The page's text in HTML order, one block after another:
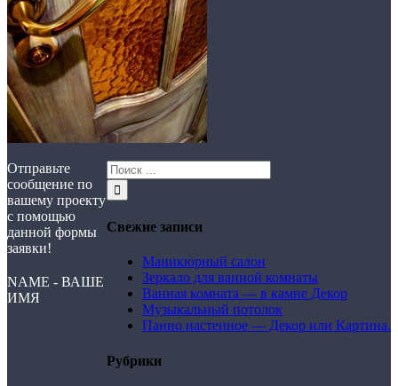
Свежие записи
Маникюрный салон
Зеркало для ванной комнаты
Ванная комната — в камне Декор
Музыкальный потолок
Панно настенное — Декор или Картина.
Рубрики
Отправьте
сообщение по
вашему проекту
с помощью
данной формы
заявки!
NAME - ВАШЕ
ИМЯ